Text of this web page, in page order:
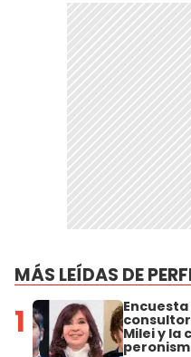
MÁS LEÍDAS DE
1 Milei y la